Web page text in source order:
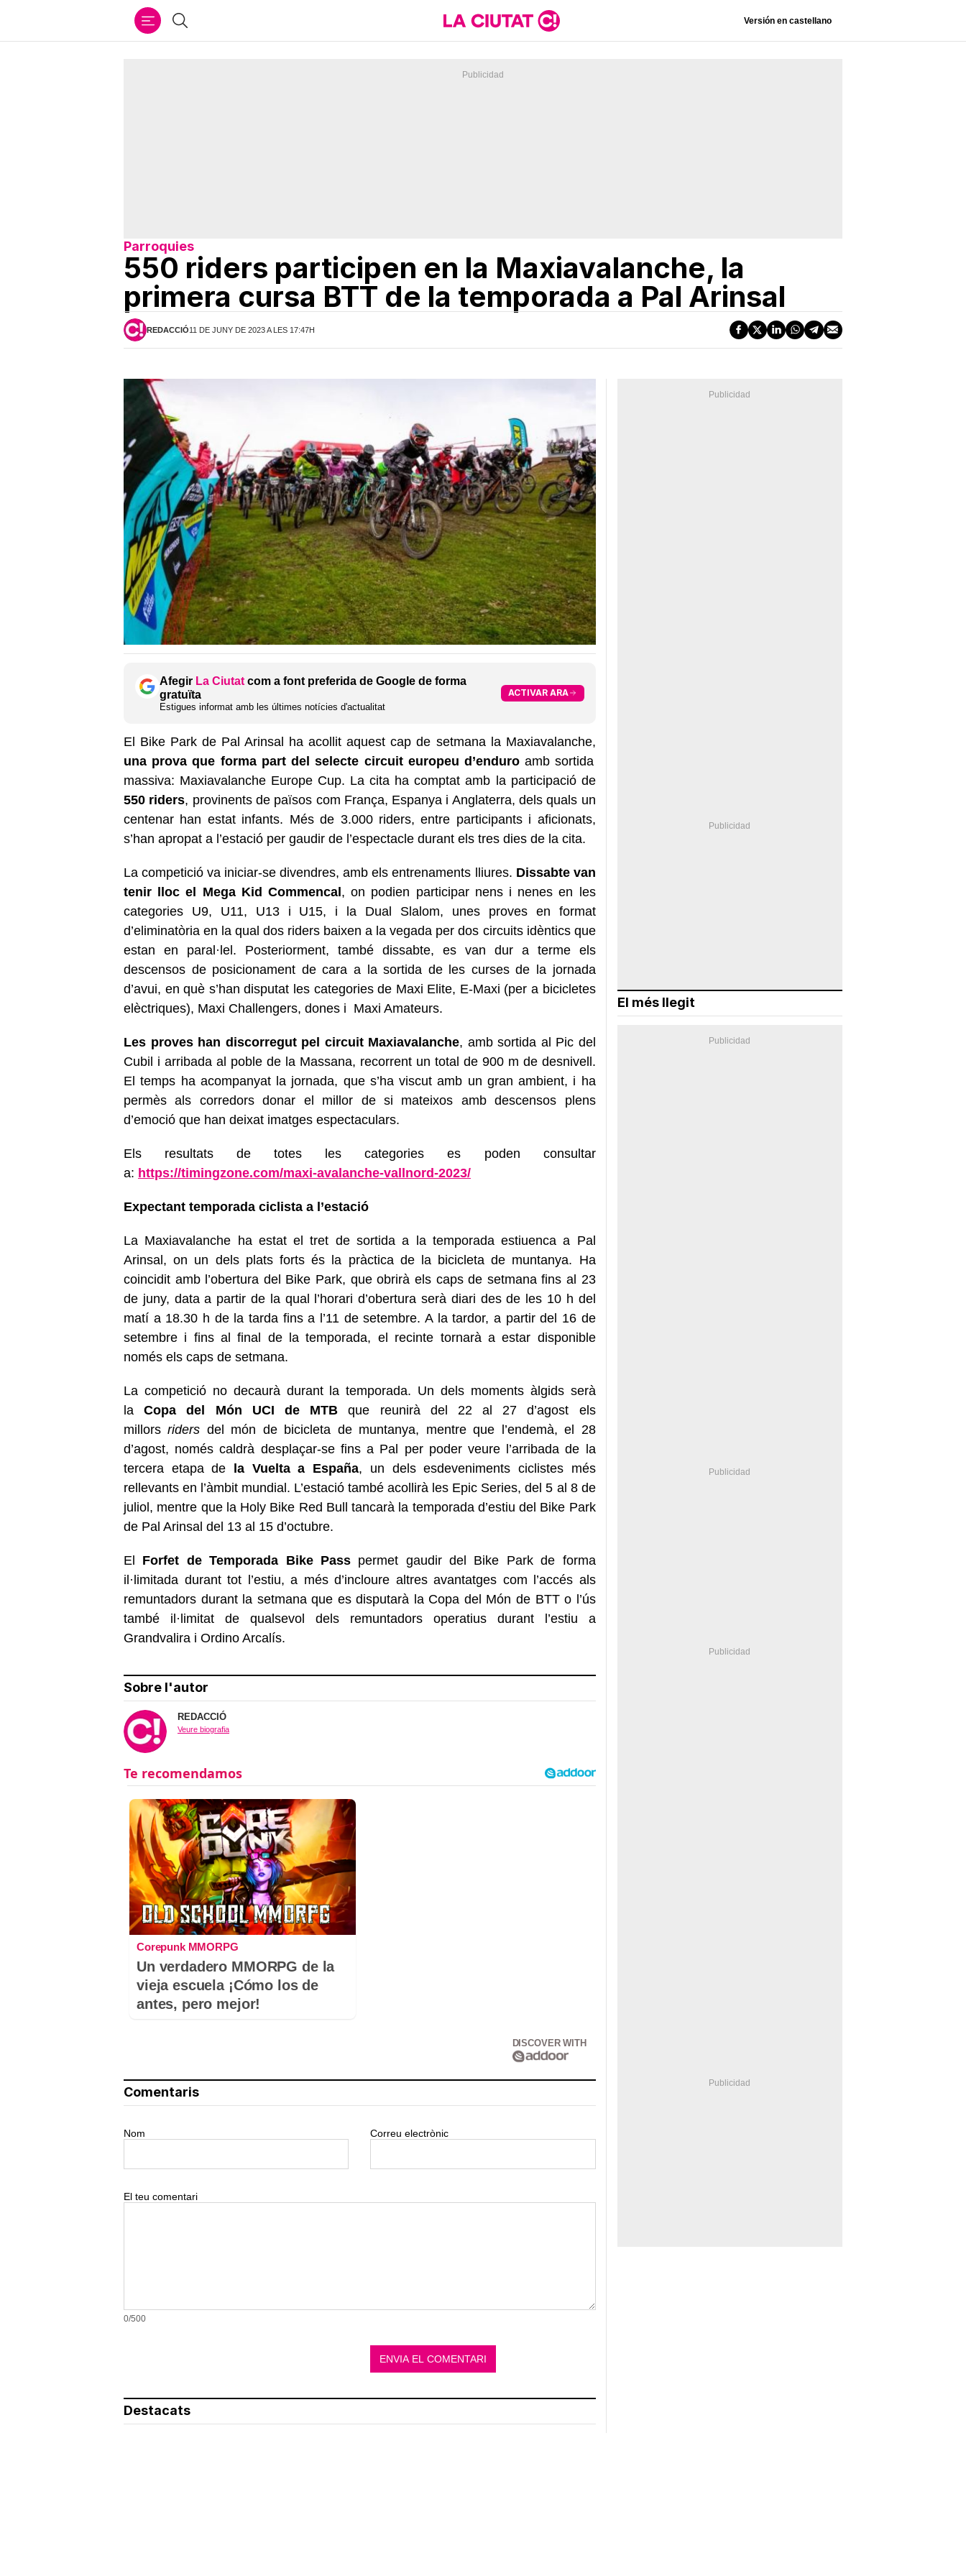
Cercar Versión en castellano
Parroquies
550 riders participen en la Maxiavalanche, la
primera cursa BTT de la temporada a Pal Arinsal
REDACCIÓ11 DE JUNY DE 2023 A LES 17:47H
Afegir La Ciutat com a font preferida de Google de forma
gratuïta
Estigues informat amb les últimes notícies d'actualitat
ACTIVAR ARA
El Bike Park de Pal Arinsal ha acollit aquest cap de setmana la Maxiavalanche,
una prova que forma part del selecte circuit europeu d’enduroamb sortida
massiva: Maxiavalanche Europe Cup. La cita ha comptat amb la participació de
550 riders, provinents de països com França, Espanya i Anglaterra, dels quals un
centenar han estat infants. Més de 3.000 riders, entre participants i aficionats,
s’han apropat a l’estació per gaudir de l’espectacle durant els tres dies de la cita.
La competició va iniciar-se divendres, amb els entrenaments lliures. Dissabte van
tenir lloc el Mega Kid Commencal, on podien participar nens i nenes en les
categories U9, U11, U13 i U15, i la Dual Slalom, unes proves en format
d’eliminatòria en la qual dos riders baixen a la vegada per dos circuits idèntics que
estan en paral·lel. Posteriorment, també dissabte, es van dur a terme els
descensos de posicionament de cara a la sortida de les curses de la jornada
d’avui, en què s’han disputat les categories de Maxi Elite, E-Maxi (per a bicicletes
elèctriques), Maxi Challengers, dones i Maxi Amateurs.
Les proves han discorregut pel circuit Maxiavalanche, amb sortida al Pic del
Cubil i arribada al poble de la Massana, recorrent un total de 900 m de desnivell.
El temps ha acompanyat la jornada, que s’ha viscut amb un gran ambient, i ha
permès als corredors donar el millor de si mateixos amb descensos plens
d’emoció que han deixat imatges espectaculars.
Els resultats de totes les categories es poden consultar
a: https://timingzone.com/maxi-avalanche-vallnord-2023/
Expectant temporada ciclista a l’estació
La Maxiavalanche ha estat el tret de sortida a la temporada estiuenca a Pal
Arinsal, on un dels plats forts és la pràctica de la bicicleta de muntanya. Ha
coincidit amb l’obertura del Bike Park, que obrirà els caps de setmana fins al 23
de juny, data a partir de la qual l’horari d’obertura serà diari des de les 10 h del
matí a 18.30 h de la tarda fins a l’11 de setembre. A la tardor, a partir del 16 de
setembre i fins al final de la temporada, el recinte tornarà a estar disponible
només els caps de setmana.
La competició no decaurà durant la temporada. Un dels moments àlgids serà
laCopa del Món UCI de MTB que reunirà del 22 al 27 d’agost els
millorsriders del món de bicicleta de muntanya, mentre que l’endemà, el 28
d’agost, només caldrà desplaçar-se fins a Pal per poder veure l’arribada de la
tercera etapa de la Vuelta a España, un dels esdeveniments ciclistes més
rellevants en l’àmbit mundial. L’estació també acollirà les Epic Series, del 5 al 8 de
juliol, mentre que la Holy Bike Red Bull tancarà la temporada d’estiu del Bike Park
de Pal Arinsal del 13 al 15 d’octubre.
El Forfet de Temporada Bike Passpermet gaudir del Bike Park de forma
il·limitada durant tot l’estiu, a més d’incloure altres avantatges com l’accés als
remuntadors durant la setmana que es disputarà la Copa del Món de BTT o l’ús
també il·limitat de qualsevol dels remuntadors operatius durant l’estiu a
Grandvalira i Ordino Arcalís.
Sobre l'autor
REDACCIÓ
Veure biografia
Corepunk MMORPG
Un verdadero MMORPG de la
vieja escuela ¡Cómo los de
antes, pero mejor!
DISCOVER WITH
Comentaris
Nom Correu electrònic
El teu comentari
0/500
Destacats
El més llegit